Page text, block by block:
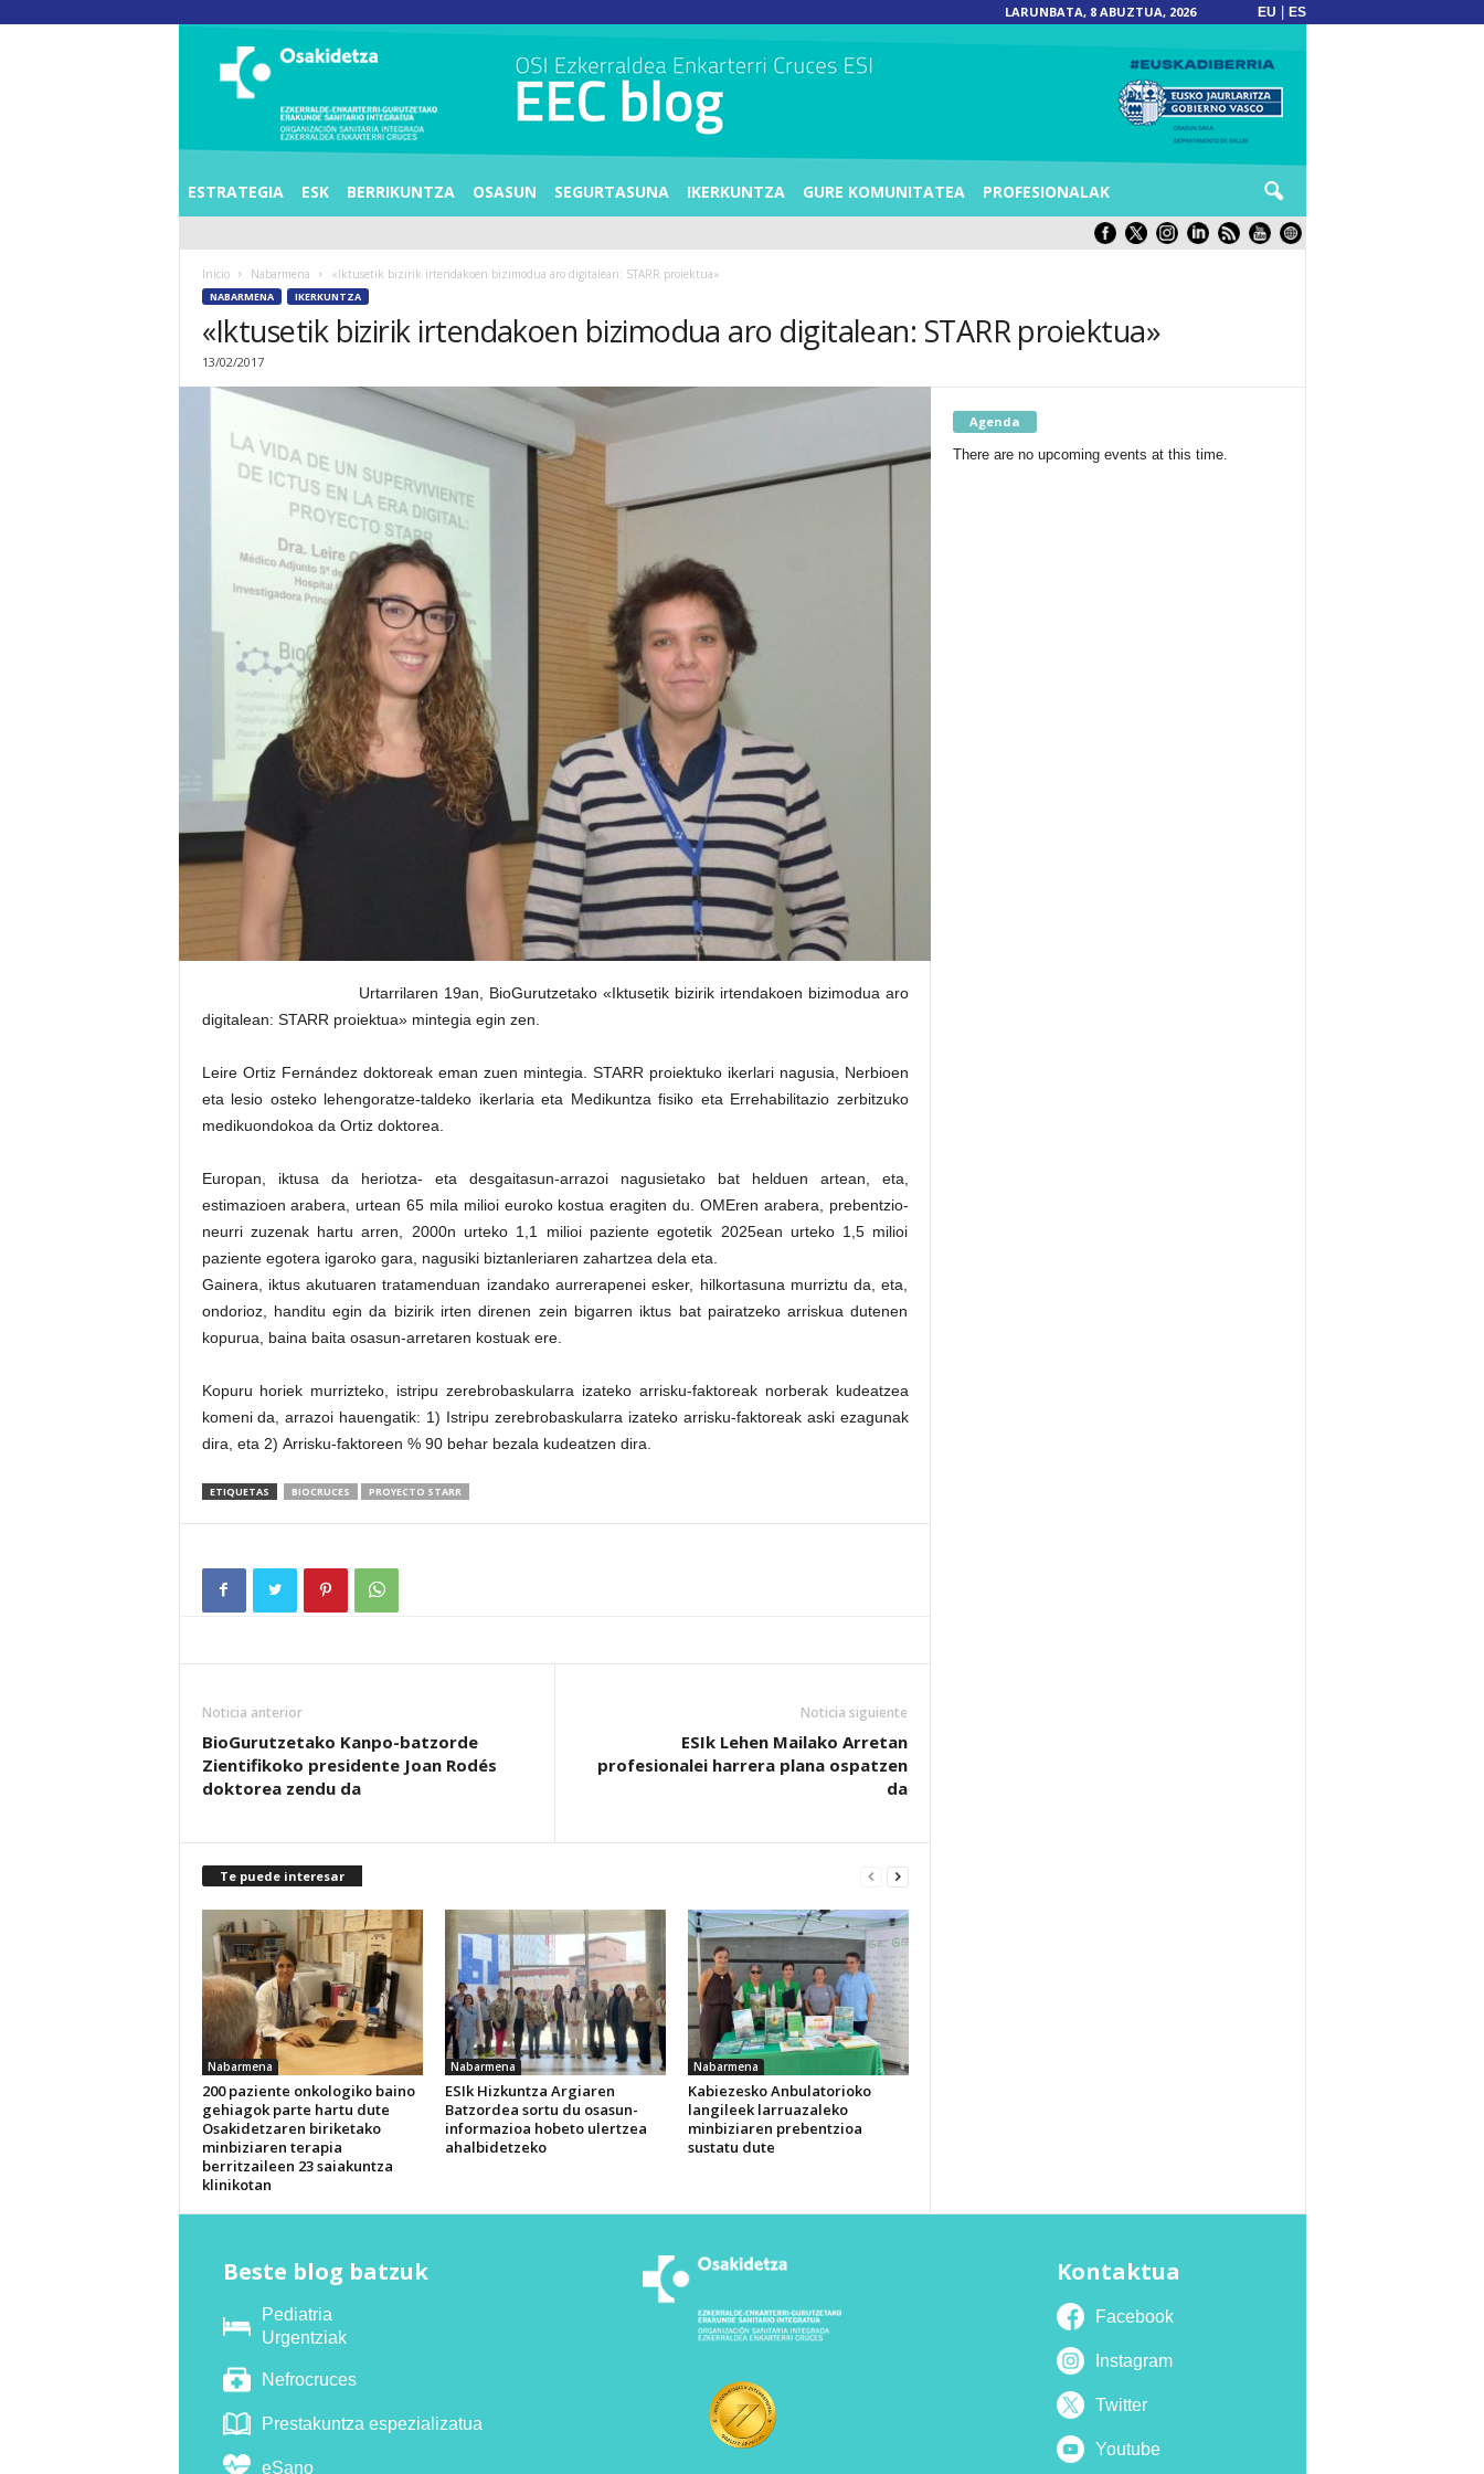
LARUNBATA, 8 ABUZTUA, 2026 EU ES
A
N
ESTRATEGIA ESK BERRIKUNTZA OSASUN SEGURTASUNA IKERKUNTZA GURE KOMUNITATEA PROFESIONALAK
Inicio Nabarmena «Iktusetik bizirik irtendakoen bizimodua aro digitalean: STARR proiektua»
NABARMENA IKERKUNTZA
«Iktusetik bizirik irtendakoen bizimodua aro digitalean: STARR proiektua»
13/02/2017
Urtarrilaren 19an, BioGurutzetako «Iktusetik bizirik irtendakoen bizimodua aro
digitalean: STARR proiektua» mintegia egin zen.
Leire Ortiz Fernández doktoreak eman zuen mintegia. STARR proiektuko ikerlari nagusia, Nerbioen
eta lesio osteko lehengoratze-taldeko ikerlaria eta Medikuntza fisiko eta Errehabilitazio zerbitzuko
medikuondokoa da Ortiz doktorea.
Europan, iktusa da heriotza- eta desgaitasun-arrazoi nagusietako bat helduen artean, eta,
estimazioen arabera, urtean 65 mila milioi euroko kostua eragiten du. OMEren arabera, prebentzio-
neurri zuzenak hartu arren, 2000n urteko 1,1 milioi paziente egotetik 2025ean urteko 1,5 milioi
paziente egotera igaroko gara, nagusiki biztanleriaren zahartzea dela eta.
Gainera, iktus akutuaren tratamenduan izandako aurrerapenei esker, hilkortasuna murriztu da, eta,
ondorioz, handitu egin da bizirik irten direnen zein bigarren iktus bat pairatzeko arriskua dutenen
kopurua, baina baita osasun-arretaren kostuak ere.
Kopuru horiek murrizteko, istripu zerebrobaskularra izateko arrisku-faktoreak norberak kudeatzea
komeni da, arrazoi hauengatik: 1) Istripu zerebrobaskularra izateko arrisku-faktoreak aski ezagunak
dira, eta 2) Arrisku-faktoreen % 90 behar bezala kudeatzen dira.
ETIQUETAS BIOCRUCES PROYECTO STARR
Noticia anterior
BioGurutzetako Kanpo-batzorde
Zientifikoko presidente Joan Rodés
doktorea zendu da
Noticia siguiente
ESIk Lehen Mailako Arretan
profesionalei harrera plana ospatzen
da
Te puede interesar
Nabarmena
200 paziente onkologiko baino
gehiagok parte hartu dute
Osakidetzaren biriketako
minbiziaren terapia
berritzaileen 23 saiakuntza
klinikotan
Nabarmena
ESIk Hizkuntza Argiaren
Batzordea sortu du osasun-
informazioa hobeto ulertzea
ahalbidetzeko
Nabarmena
Kabiezesko Anbulatorioko
langileek larruazaleko
minbiziaren prebentzioa
sustatu dute
Agenda
There are no upcoming events at this time.
Beste blog batzuk
Pediatria
Urgentziak
Nefrocruces
Prestakuntza espezializatua
eSano
Kontaktua
Facebook
Instagram
Twitter
Youtube